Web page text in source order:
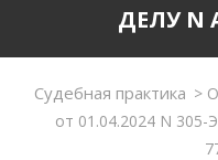
ДЕЛУ N
Судебная практика >
от 01.04.2024 N 305-